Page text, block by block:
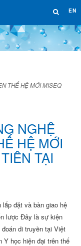
EN
THẾ HỆ MỚI MISEQ
NGHỆ
HỆ MỚI
TẠI
đặt và bàn giao hệ
lược Đây là sự kiện
di truyền tại Việt
Y học hiện đại trên thế